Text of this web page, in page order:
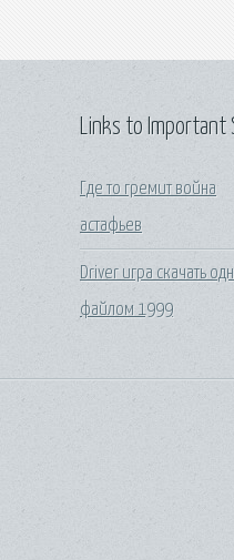
Links to Important
Где то гремит война
астафьев
Driver игра скачать
файлом 1999